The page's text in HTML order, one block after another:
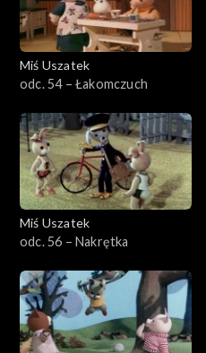
Miś Uszatek
odc. 54 – Łakomczuch
Miś Uszatek
odc. 56 – Nakrętka